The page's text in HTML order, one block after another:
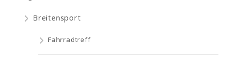
Breitensport
Fahrradtreff